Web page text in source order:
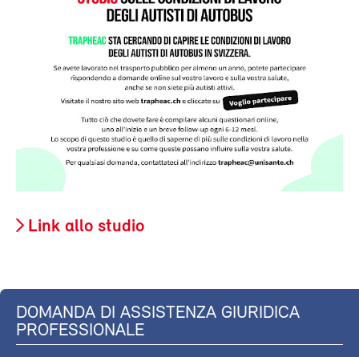
Link allo studio
DOMANDA DI ASSISTENZA GIURIDICA
PROFESSIONALE